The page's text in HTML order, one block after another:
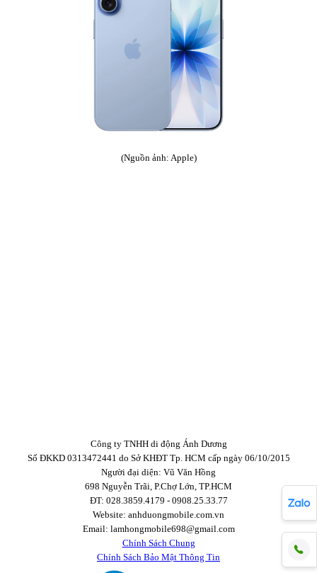
(Nguồn ảnh: Apple)
Công ty TNHH di động Ánh Dương
Số ĐKKD 0313472441 do Sở KHĐT Tp. HCM cấp ngày 06/10/2015
Người đại diện: Vũ Văn Hồng
698 Nguyễn Trãi, P.Chợ Lớn, TP.HCM
ĐT: 028.3859.4179 - 0908.25.33.77
Website: anhduongmobile.com.vn
Email: lamhongmobile698@gmail.com
Chính Sách Chung
Chính Sách Bảo Mật Thông Tin